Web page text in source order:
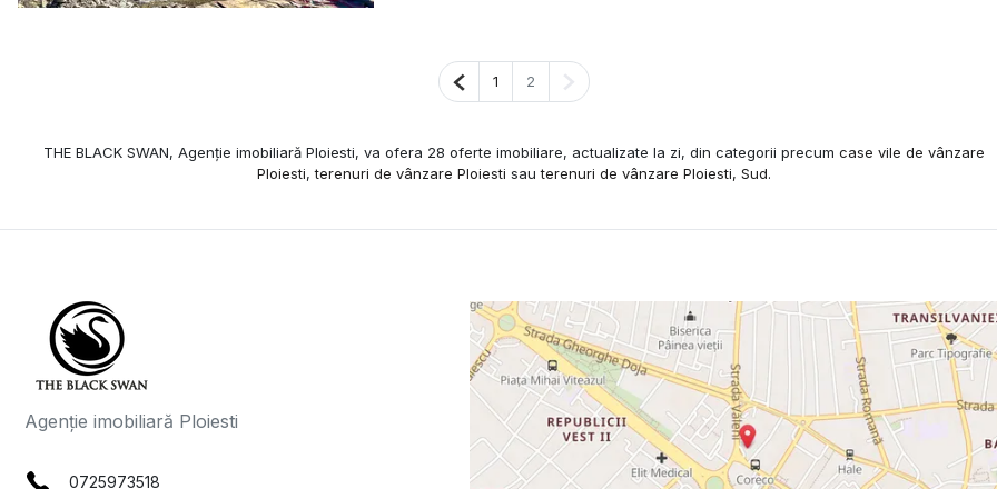
Pagina anterioară
1 2 Pagina următoare
THE BLACK SWAN, Agenție imobiliară Ploiesti, va ofera 28 oferte imobiliare, actualizate la zi, din categorii precum case vile de vânzare
Ploiesti,terenuri de vânzare Ploiesti sauterenuri de vânzare Ploiesti, Sud.
Agenție imobiliară Ploiesti
0725973518